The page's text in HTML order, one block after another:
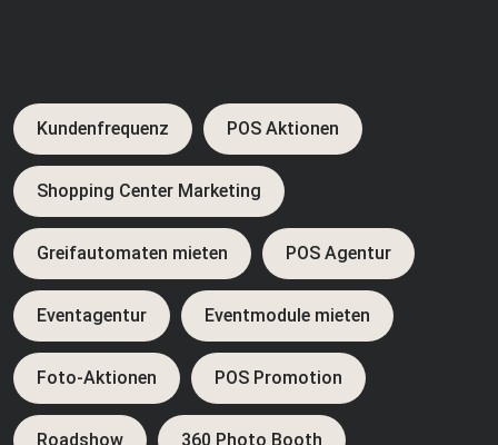
Kundenfrequenz POS Aktionen
Shopping Center Marketing
Greifautomaten mieten POS Agentur
Eventagentur Eventmodule mieten
Foto-Aktionen POS Promotion
Roadshow 360 Photo Booth